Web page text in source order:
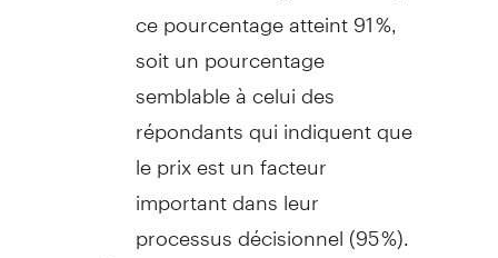
ce pourcentage atteint 91 %,
soit un pourcentage
semblable à celui des
répondants qui indiquent que
le prix est un facteur
important dans leur
processus décisionnel (95 %).